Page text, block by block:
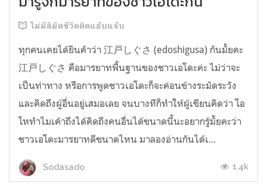
ไม่มีลิมิตชีวิตติดแอ๊บแจ๊บ
ทุกคนเคยได้ยินคำว่า 江戸しぐさ (edoshigusa) กันมั้ยคะ
江戸しぐさ คือมารยาทพื้นฐานของชาวเอโดะค่ะ ไม่ว่าจะ
เป็นท่าทาง หรือการพูดชาวเอโดะก็จะค่อนข้างระมัดระวัง
และคิดถึงผู้อื่นอยู่เสมอเลย จนบางทีก็ทำให้ผู้เขียนคิดว่า โอ
โหทำไมเค้าถึงได้คิดถึงคนอื่นได้ขนาดนี้นะอยากรู้มั้ยคะว่า
ชาวเอโดะมารยาทดีขนาดไหน มาลองอ่านกันได้เ...
Sodasado 1.4k